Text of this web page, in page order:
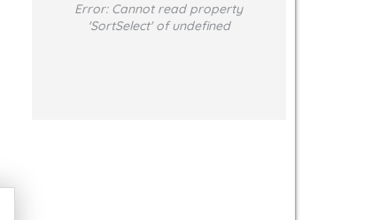
Error: Cannot read property
'SortSelect' of undefined